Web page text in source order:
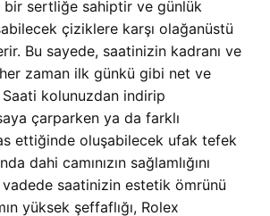
bir sertliğe sahiptir ve günlük
çiziklere karşı olağanüstü
Bu sayede, saatinizin kadranı ve
zaman ilk günkü gibi net ve
kolunuzdan indirip
çarparken ya da farklı
ettiğinde oluşabilecek ufak tefek
dahi camınızın sağlamlığını
vadede saatinizin estetik ömrünü
yüksek şeffaflığı, Rolex